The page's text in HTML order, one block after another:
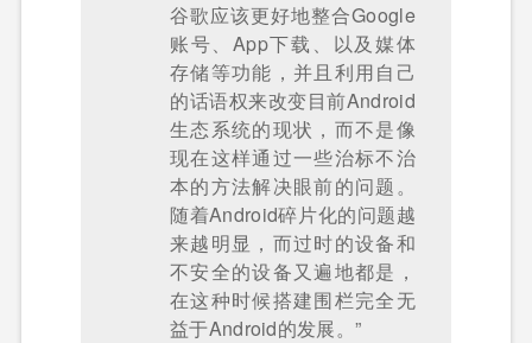
谷歌应该更好地整合Google
账号、App下载、以及媒体
存储等功能，并且利用自己
的话语权来改变目前Android
生态系统的现状，而不是像
现在这样通过一些治标不治
本的方法解决眼前的问题。
随着Android碎片化的问题越
来越明显，而过时的设备和
不安全的设备又遍地都是，
在这种时候搭建围栏完全无
益于Android的发展。”